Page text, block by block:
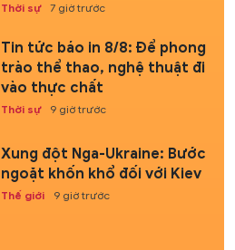
Thời sự 7 giờ trước
Tin tức báo in 8/8: Để phong
trào thể thao, nghệ thuật đi
vào thực chất
Thời sự 9 giờ trước
Xung đột Nga-Ukraine: Bước
ngoặt khốn khổ đối với Kiev
Thế giới 9 giờ trước